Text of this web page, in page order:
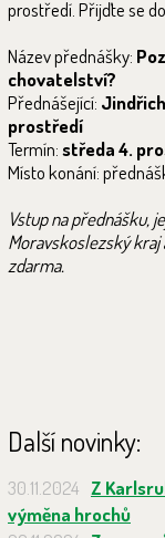
prostředí. Přijďte se
Název přednášky:
chovatelství?
Přednášející:
prostředí
Termín:středa 4.
Místo konání:
Vstup na přednášku,
Moravskoslezský kraj
zdarma.
Další novinky:
30.11.2024 Z
výměna hrochů